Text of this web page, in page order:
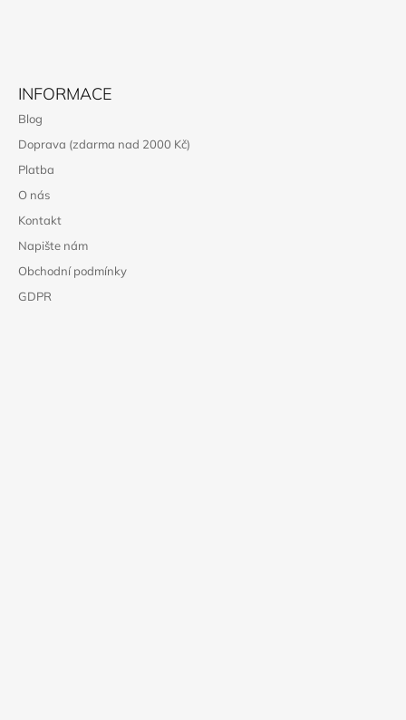
INFORMACE
Blog
Doprava (zdarma nad 2000 Kč)
Platba
O nás
Kontakt
Napište nám
Obchodní podmínky
GDPR